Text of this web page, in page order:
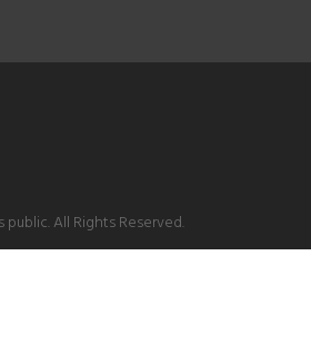
public. All Rights Reserved.